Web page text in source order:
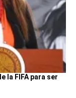
la FIFA para ser